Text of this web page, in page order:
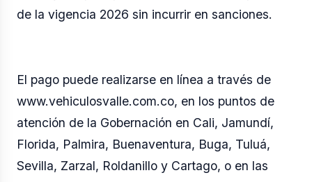
de la vigencia 2026 sin incurrir en sanciones.
El pago puede realizarse en línea a través de
www.vehiculosvalle.com.co, en los puntos de
atención de la Gobernación en Cali, Jamundí,
Florida, Palmira, Buenaventura, Buga, Tuluá,
Sevilla, Zarzal, Roldanillo y Cartago, o en las